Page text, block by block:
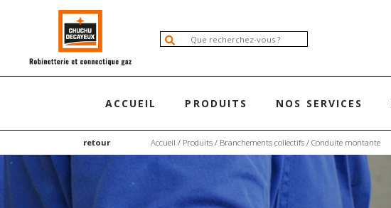
ACCUEIL PRODUITS NOS SERVICES
retour Accueil / Produits / Branchements collectifs / Conduite montante